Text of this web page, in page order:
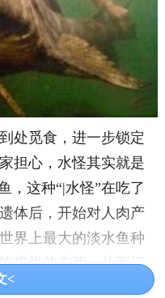
处觅食，进一步锁定
担心，水怪其实就是
，这种“|水怪”在吃了
体后，开始对人肉产
界上最大的淡水鱼种
腐烂的东西，从而衍
<